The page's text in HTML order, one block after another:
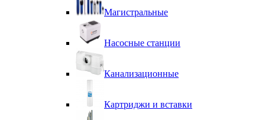
Магистральные
Насосные станции
Канализационные
Картриджи и вставки